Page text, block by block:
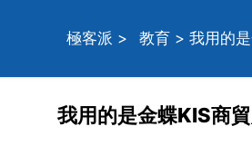
極客派 > 教育 > 我用的
我用的是金蝶KIS商